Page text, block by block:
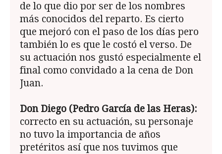
de lo que dio por ser de los nombres
más conocidos del reparto. Es cierto
que mejoró con el paso de los días pero
también lo es que le costó el verso. De
su actuación nos gustó especialmente el
final como convidado a la cena de Don
Juan.
Don Diego (Pedro García de las Heras):
correcto en su actuación, su personaje
no tuvo la importancia de años
pretéritos así que nos tuvimos que